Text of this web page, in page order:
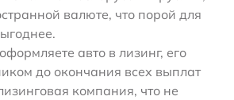
валюте, что порой для
авто в лизинг, его
до окончания всех выплат
компания, что не